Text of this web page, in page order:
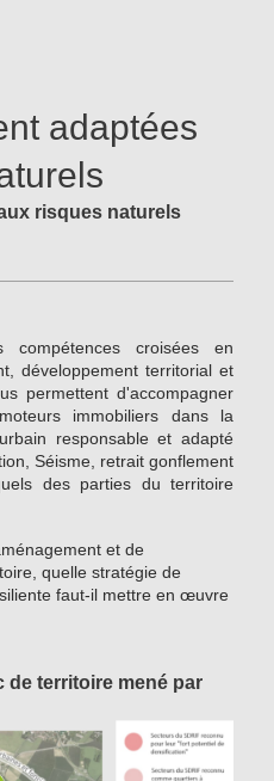
adaptées
risques naturels
compétences croisées en
développement territorial et
permettent d'accompagner
immobiliers dans la
responsable et adapté
Séisme, retrait gonflement
des parties du territoire
et de
quelle stratégie de
faut-il mettre en œuvre
de territoire mené par